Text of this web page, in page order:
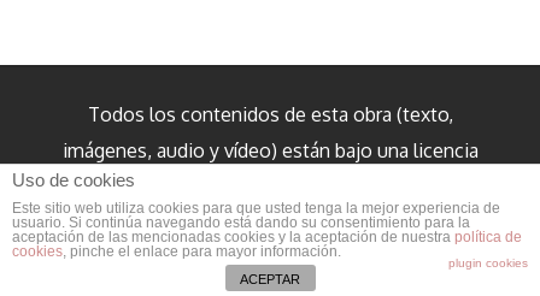
Todos los contenidos de esta obra (texto,
imágenes, audio y vídeo) están bajo una licencia
internacional Creative Commons Reconocimiento
3.0 salvo cuando se indique lo contrario.
Uso de cookies
Este sitio web utiliza cookies para que usted tenga la mejor experiencia de
usuario. Si continúa navegando está dando su consentimiento para la
aceptación de las mencionadas cookies y la aceptación de nuestra política de
cookies, pinche el enlace para mayor información.
plugin cookies
ACEPTAR
Platinum SEOfrom